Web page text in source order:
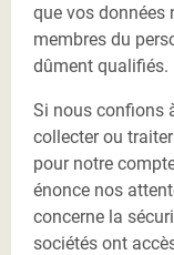
que vos données
membres du
dûment qualifiés.
Si nous confions
collecter ou
pour notre
énonce nos
concerne la
sociétés ont